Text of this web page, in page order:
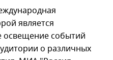
является
освещение событий
о различных